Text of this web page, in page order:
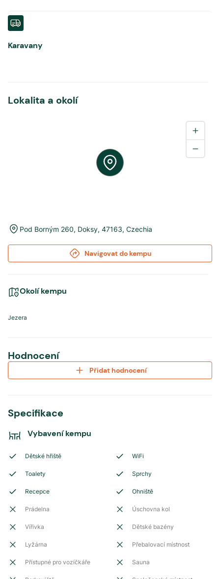
Karavany
Lokalita a okolí
Pod Borným 260, Doksy, 47163, Czechia
Navigovat do kempu
Okolí kempu
Jezera
Hodnocení
Přidat hodnocení
Specifikace
Vybavení kempu
Dětské hřiště WiFi
Toalety Sprchy
Recepce Ohniště
Prádelna Úschovna kol
Vířivka Dětské bazény
Lyžárna Přebalovací místnost
Přístupné pro vozíčkáře Sauna